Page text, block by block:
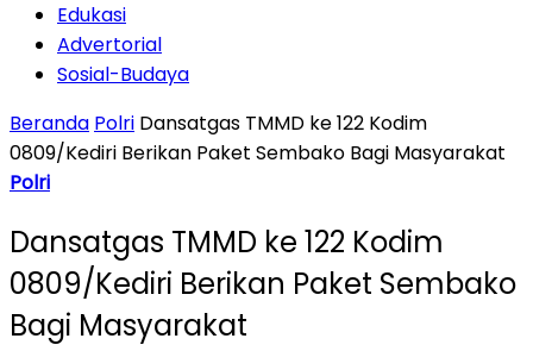
Edukasi
Advertorial
Sosial-Budaya
Beranda Polri Dansatgas TMMD ke 122 Kodim
0809/Kediri Berikan Paket Sembako Bagi Masyarakat
Polri
Dansatgas TMMD ke 122 Kodim
0809/Kediri Berikan Paket Sembako
Bagi Masyarakat